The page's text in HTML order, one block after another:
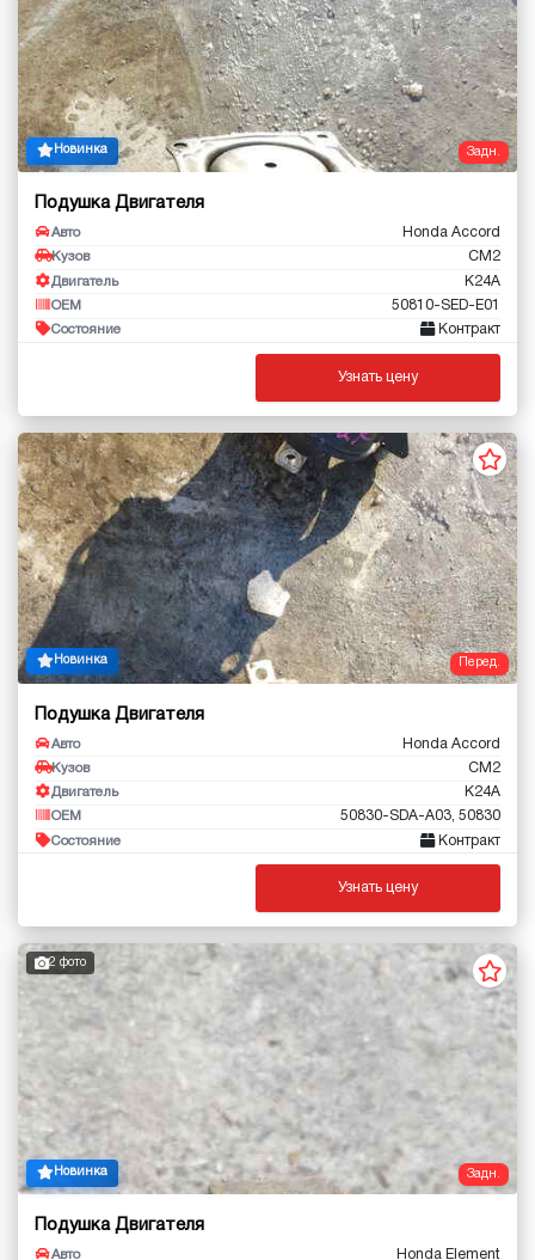
Задн.
Новинка
Подушка Двигателя
Авто Honda Accord
Кузов CM2
Двигатель K24A
OEM 50810-SED-E01
Состояние Контракт
Узнать цену
Перед.
Новинка
Подушка Двигателя
Авто Honda Accord
Кузов CM2
Двигатель K24A
OEM 50830-SDA-A03, 50830
Состояние Контракт
Узнать цену
Задн.
2 фото
Новинка
Подушка Двигателя
Авто Honda Element